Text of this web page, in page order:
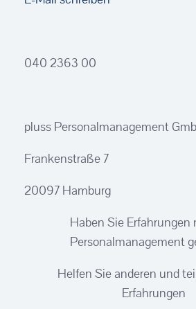
040 2363 00
pluss Personalmanagement
Frankenstraße 7
20097 Hamburg
Haben Sie Erfahrungen
Personalmanagement
Helfen Sie anderen und
Erfahrungen